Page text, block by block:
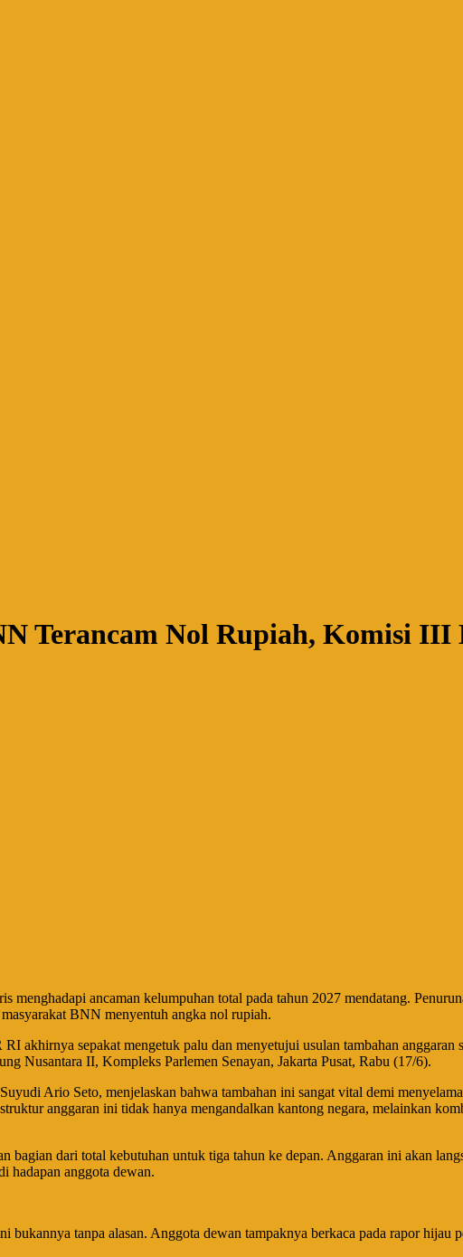
Terancam Nol Rupiah, Komisi III
ancaman kelumpuhan total pada tahun 2027 mendatang.
BNN menyentuh angka nol rupiah.
akhirnya sepakat mengetuk palu dan menyetujui usulan tambahan
Nusantara II, Kompleks Parlemen Senayan, Jakarta Pusat, Rabu (17/6).
Ario Seto, menjelaskan bahwa tambahan ini sangat vital demi
anggaran ini tidak hanya mengandalkan kantong negara, melainkan
bagian dari total kebutuhan untuk tiga tahun ke depan. Anggaran ini akan
hadapan anggota dewan.
tanpa alasan. Anggota dewan tampaknya berkaca pada rapor hijau